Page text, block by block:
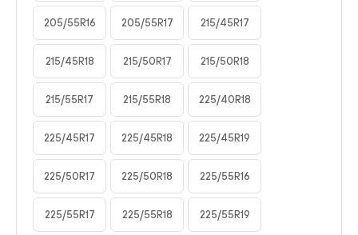
205/55R16 205/55R17 215/45R17
215/45R18 215/50R17 215/50R18
215/55R17 215/55R18 225/40R18
225/45R17 225/45R18 225/45R19
225/50R17 225/50R18 225/55R16
225/55R17 225/55R18 225/55R19